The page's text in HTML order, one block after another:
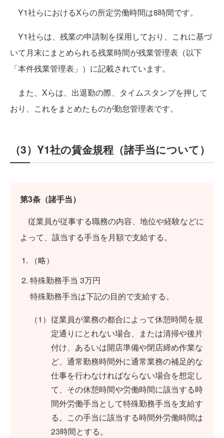
Y1社らにおけるXらの所定労働時間は8時間です。
Y1社らは、残業の申請制を採用しており、これに基づ
いて月末にまとめられる残業時間が残業管理表（以下
「本件残業管理表」）に記載されています。
また、Xらは、出退勤の際、タイムスタンプを押して
おり、これをまとめたものが勤怠管理表です。
（3）Y1社の賃金規程（諸手当について）
第3条（諸手当）
従業員が従事する職務の内容、地位や経験などに
よって、該当する手当を月額で支給する。
（略）
特殊勤務手当 3万円
特殊勤務手当は下記の目的で支給する。
従業員が業務の都合によって休憩時間を規
定通りにとれない場合、または清掃や後片
付け、あるいは開店準備や閉店締め作業な
ど、通常勤務時間外に通常業務の補足的な
仕事を行わなければならない場合を想定し
て、その休憩時間や労働時間に該当する時
間外労働手当として特殊勤務手当を支給す
る。この手当に該当する時間外労働時間は
23時間とする。